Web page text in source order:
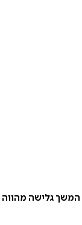
המשך גלישה מהווה